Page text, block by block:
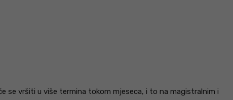
se vršiti u više termina tokom mjeseca, i to na magistralnim i